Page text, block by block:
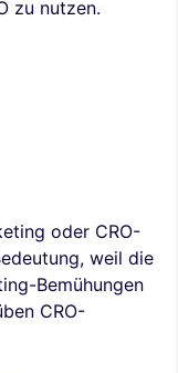
zu nutzen.
oder CRO-
weil die
Bemühungen
CRO-